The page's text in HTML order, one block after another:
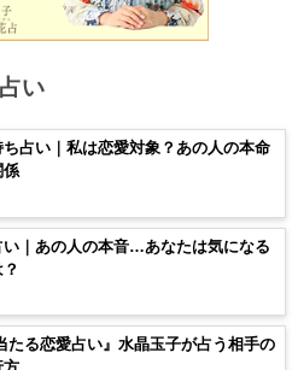
い
ち占い｜私は恋愛対象？あの人の本命
係
い｜あの人の本音…あなたは気になる
たる恋愛占い』水晶玉子が占う相手の